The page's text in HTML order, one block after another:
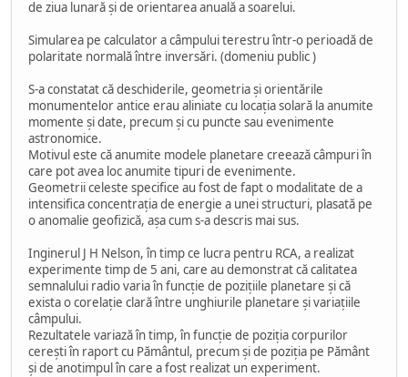
de ziua lunară și de orientarea anuală a soarelui.
Simularea pe calculator a câmpului terestru într-o perioadă de
polaritate normală între inversări. (domeniu public )
S-a constatat că deschiderile, geometria și orientările
monumentelor antice erau aliniate cu locația solară la anumite
momente și date, precum și cu puncte sau evenimente
astronomice.
Motivul este că anumite modele planetare creează câmpuri în
care pot avea loc anumite tipuri de evenimente.
Geometrii celeste specifice au fost de fapt o modalitate de a
intensifica concentrația de energie a unei structuri, plasată pe
o anomalie geofizică, așa cum s-a descris mai sus.
Inginerul J H Nelson, în timp ce lucra pentru RCA, a realizat
experimente timp de 5 ani, care au demonstrat că calitatea
semnalului radio varia în funcție de pozițiile planetare și că
exista o corelație clară între unghiurile planetare și variațiile
câmpului.
Rezultatele variază în timp, în funcție de poziția corpurilor
cerești în raport cu Pământul, precum și de poziția pe Pământ
și de anotimpul în care a fost realizat un experiment.